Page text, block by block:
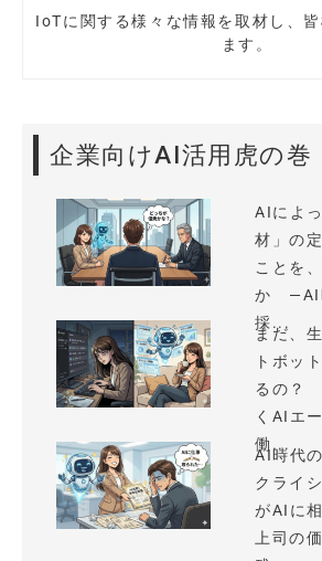
IoTに関する様々な情報を取材し、
ます。
企業向けAI活用虎の巻
AIによ
材」の
ことを
か —AI
採...
まだ、
トボッ
るの？
くAIエ
働...
AI時代
クライ
がAIに
上司の